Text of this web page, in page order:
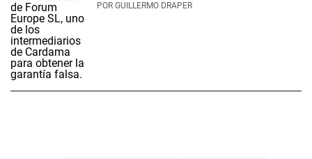
POR GUILLERMO DRAPER